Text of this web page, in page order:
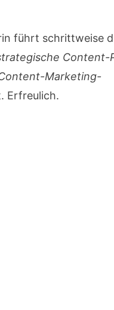
führt schrittweise
Content-
Marketing-
Erfreulich.